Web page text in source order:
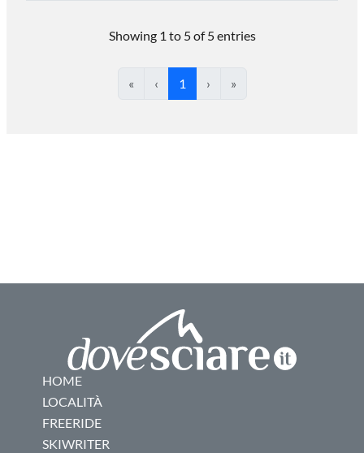
Showing 1 to 5 of 5 entries
« ‹ 1 › »
HOME
LOCALITÀ
FREERIDE
SKIWRITER